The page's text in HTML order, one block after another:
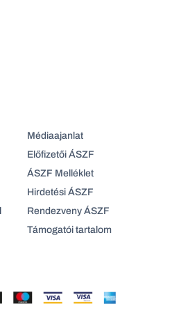
Médiaajanlat
Előfizetői ÁSZF
ÁSZF Melléklet
Hirdetési ÁSZF
Rendezveny ÁSZF
Támogatói tartalom